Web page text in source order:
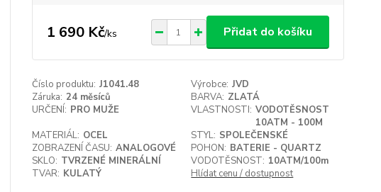
1 690 Kč/ks Přidat do košíku
Číslo produktu: J1041.48 Výrobce: JVD
Záruka: 24 měsíců BARVA: ZLATÁ
URČENÍ: PRO MUŽE VLASTNOSTI: VODOTĚSNOST
10ATM - 100M
MATERIÁL: OCEL STYL: SPOLEČENSKÉ
ZOBRAZENÍ ČASU: ANALOGOVÉ POHON: BATERIE - QUARTZ
SKLO: TVRZENÉ MINERÁLNÍ VODOTĚSNOST: 10ATM/100m
TVAR: KULATÝ Hlídat cenu / dostupnost